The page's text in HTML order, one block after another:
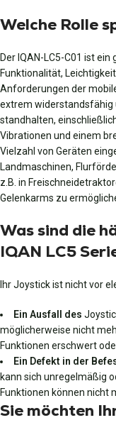
Welche Rolle
Der IQAN-LC5-C01 ist
Funktionalität,
Anforderungen der
extrem widerstandsfähig
standhalten,
Vibrationen und einem
Vielzahl von Geräten
Landmaschinen,
z.B. in
Gelenkarms zu
Was sind die
IQAN LC5
Ihr Joystick ist nicht vor
Ein Ausfall des
möglicherweise nicht
Funktionen erschwert
Ein Defekt in der
kann sich unregelmäßig
Funktionen können nicht
Sie möchten